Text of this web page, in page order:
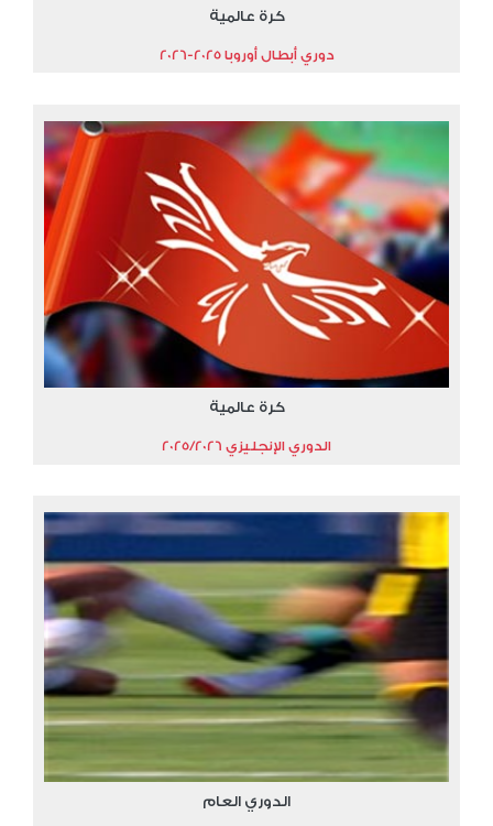
كرة عالمية
دوري أبطال أوروبا 2025-2026
كرة عالمية
الدوري الإنجليزي 2025/2026
الدوري العام